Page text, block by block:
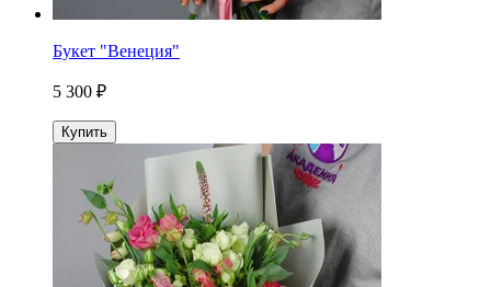
Букет "Венеция"
5 300 ₽
Купить